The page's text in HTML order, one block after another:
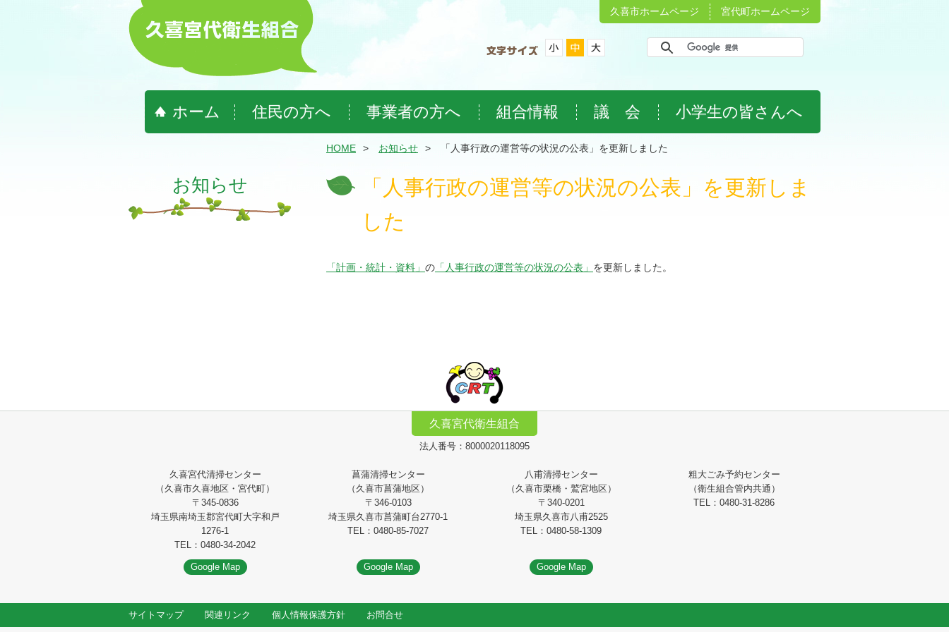
久喜市ホームページ 宮代町ホームページ
ホーム 住民の方へ 事業者の方へ 組合情報 議 会 小学生の皆さんへ
HOME お知らせ 「人事行政の運営等の状況の公表」を更新しました
お知らせ
「人事行政の運営等の状況の公表」を更新しま
した
「計画・統計・資料」 の 「人事行政の運営等の状況の公表」 を更新しました。
久喜宮代衛生組合
法人番号：8000020118095
久喜宮代清掃センター
（久喜市久喜地区・宮代町）
〒345-0836
埼玉県南埼玉郡宮代町大字和戸
1276-1
TEL：0480-34-2042
Google Map
菖蒲清掃センター
（久喜市菖蒲地区）
〒346-0103
埼玉県久喜市菖蒲町台2770-1
TEL：0480-85-7027
Google Map
八甫清掃センター
（久喜市栗橋・鷲宮地区）
〒340-0201
埼玉県久喜市八甫2525
TEL：0480-58-1309
Google Map
粗大ごみ予約センター
（衛生組合管内共通）
TEL：0480-31-8286
サイトマップ 関連リンク 個人情報保護方針 お問合せ